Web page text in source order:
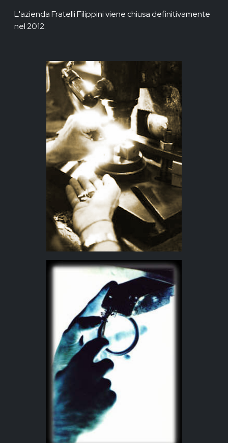
L'azienda Fratelli Filippini viene chiusa definitivamente
nel 2012.